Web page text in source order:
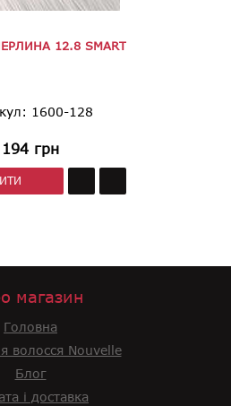
12.8 SMART
1600-128
194 грн
магазин
Головна
волосся Nouvelle
Блог
і доставка